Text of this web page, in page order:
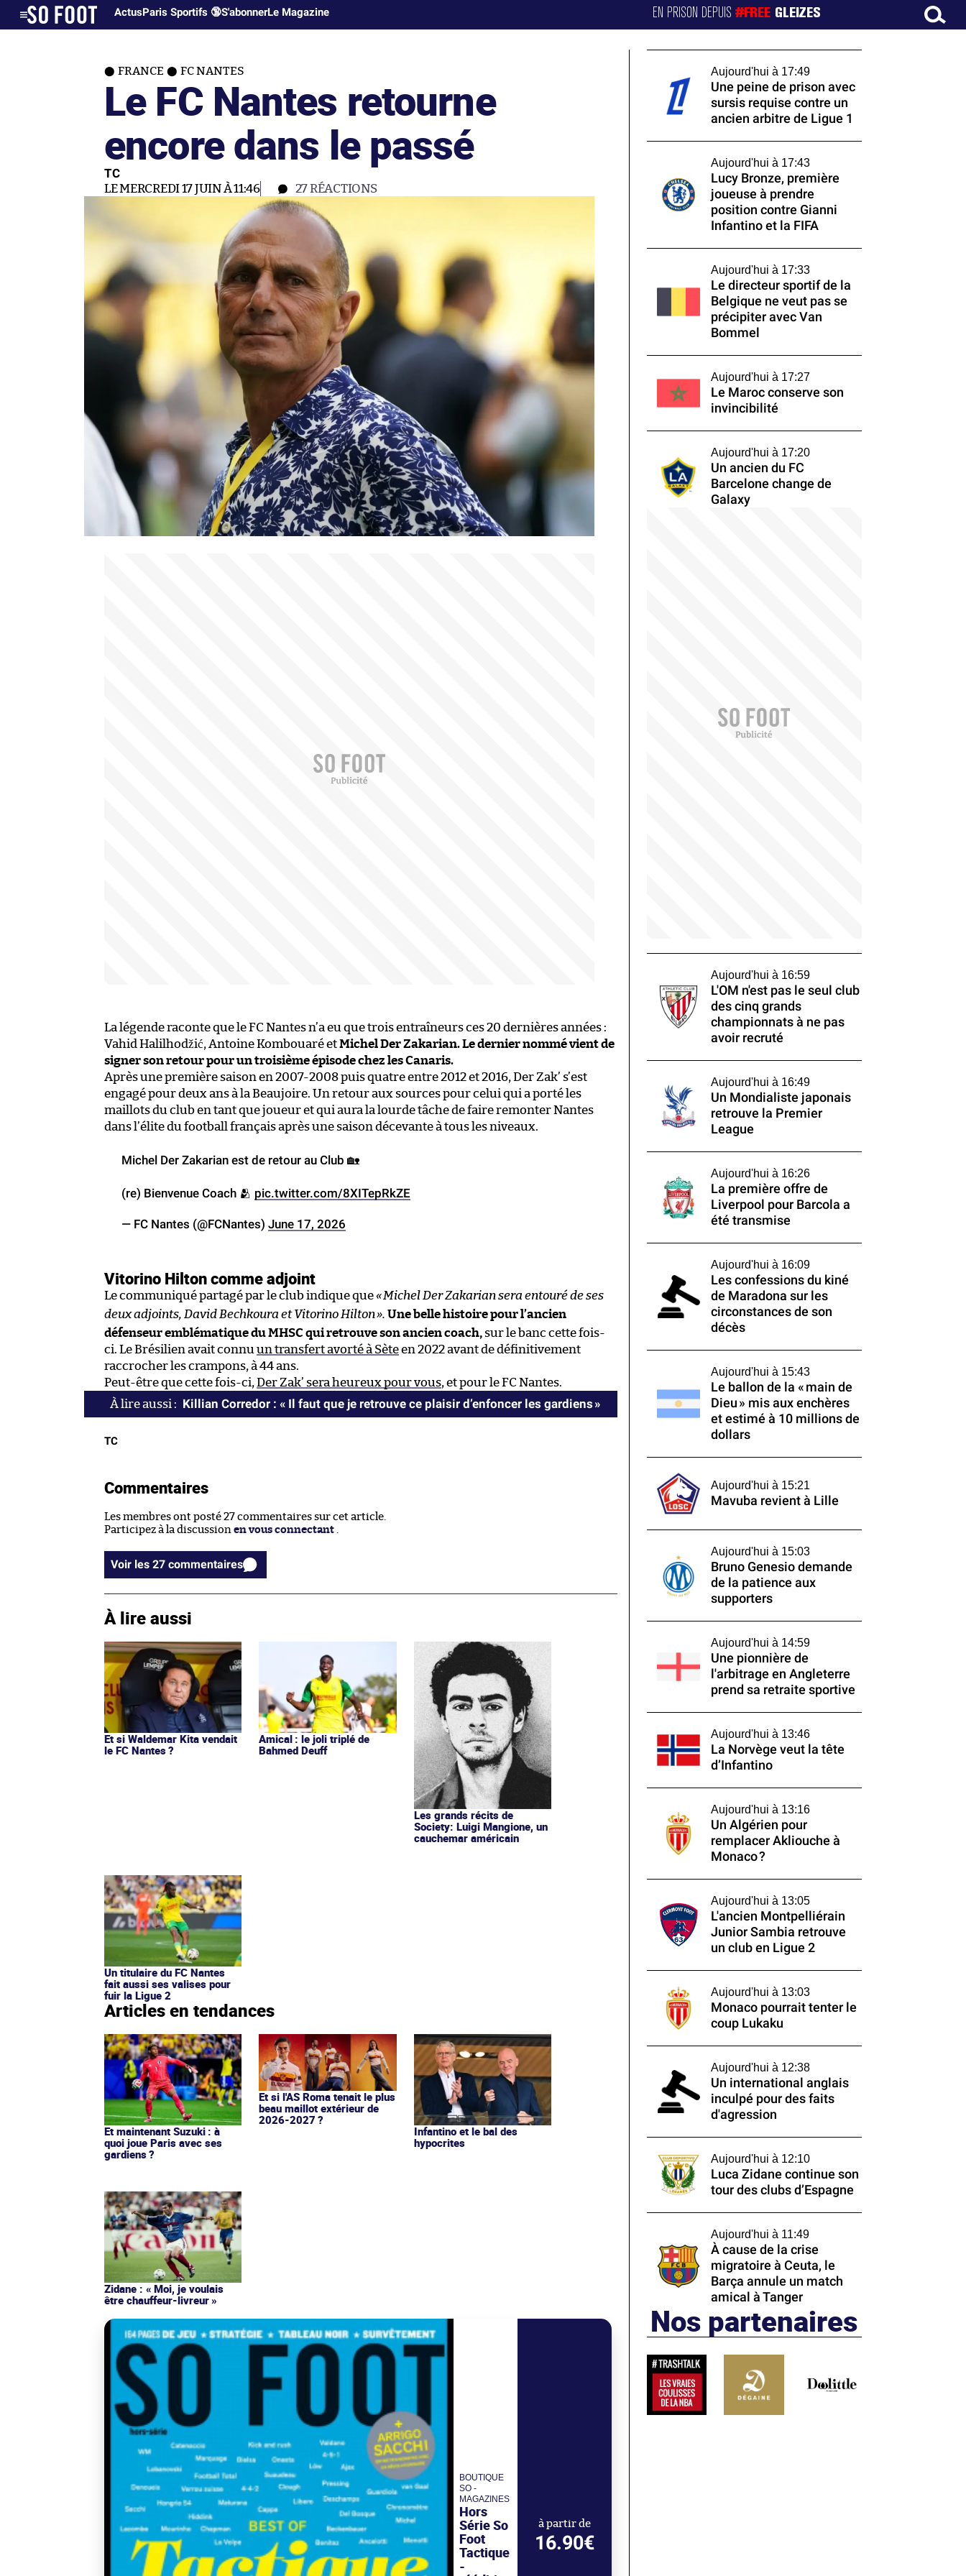
ActusParis Sportifs 🔞S'abonnerLe Magazine EN PRISON DEPUIS#FREE GLEIZES
FRANCE FC NANTES
Le FC Nantes retourne
encore dans le passé
TC
LE MERCREDI 17 JUIN À 11:46 27RÉACTIONS
La légende raconte que le FC Nantes n’a eu que trois entraîneurs ces 20 dernières années :
Vahid Halilhodžić, Antoine Kombouaré etMichel Der Zakarian. Le dernier nommé vient de
signer son retour pour un troisième épisode chez les Canaris.
Après une première saison en 2007-2008 puis quatre entre 2012 et 2016, Der Zak’ s’est
engagé pour deux ans à la Beaujoire. Un retour aux sources pour celui qui a porté les
maillots du club en tant que joueur et qui aura la lourde tâche de faire remonter Nantes
dans l’élite du football français après une saison décevante à tous les niveaux.
Michel Der Zakarian est de retour au Club 🏡
(re) Bienvenue Coach 🫂 pic.twitter.com/8XITepRkZE
— FC Nantes (@FCNantes) June 17, 2026
Vitorino Hilton comme adjoint
Le communiqué partagé par le club indique que«Michel Der Zakarian sera entouré de ses
deux adjoints, David Bechkoura et Vitorino Hilton». Une belle histoire pour l’ancien
défenseur emblématique du MHSC qui retrouve son ancien coach, sur le banc cette fois-
ci. Le Brésilien avait connu un transfert avorté à Sèteen 2022 avant de définitivement
raccrocher les crampons, à 44 ans.
Peut-être que cette fois-ci, Der Zak’ sera heureux pour vous, et pour le FC Nantes.
Killian Corredor : « Il faut que je retrouve ce plaisir d’enfoncer les gardiens »
TC
Commentaires
Les membres ont posté 27 commentaires sur cet article.
Participez à la discussion en vous connectant
Voir les 27 commentaires
À lire aussi
Et si Waldemar Kita vendait
le FC Nantes ?
Amical : le joli triplé de
Bahmed Deuff
Les grands récits de
Society: Luigi Mangione, un
cauchemar américain
Un titulaire du FC Nantes
fait aussi ses valises pour
fuir la Ligue 2
Articles en tendances
Et maintenant Suzuki : à
quoi joue Paris avec ses
gardiens ?
Et si l'AS Roma tenait le plus
beau maillot extérieur de
2026-2027 ?
Infantino et le bal des
hypocrites
Zidane : « Moi, je voulais
être chauffeur-livreur »
BOUTIQUE
SO -
MAGAZINES
Hors
Série So
Foot
Tactique
-
à partir de
16.90€
Aujourd'hui à 17:49
Une peine de prison avec
sursis requise contre un
ancien arbitre de Ligue 1
Aujourd'hui à 17:43
Lucy Bronze, première
joueuse à prendre
position contre Gianni
Infantino et la FIFA
Aujourd'hui à 17:33
Le directeur sportif de la
Belgique ne veut pas se
précipiter avec Van
Bommel
Aujourd'hui à 17:27
Le Maroc conserve son
invincibilité
Aujourd'hui à 17:20
Un ancien du FC
Barcelone change de
Galaxy
Aujourd'hui à 16:59
L'OM n'est pas le seul club
des cinq grands
championnats à ne pas
avoir recruté
Aujourd'hui à 16:49
Un Mondialiste japonais
retrouve la Premier
League
Aujourd'hui à 16:26
La première offre de
Liverpool pour Barcola a
été transmise
Aujourd'hui à 16:09
Les confessions du kiné
de Maradona sur les
circonstances de son
décès
Aujourd'hui à 15:43
Le ballon de la « main de
Dieu » mis aux enchères
et estimé à 10 millions de
dollars
Aujourd'hui à 15:21
Mavuba revient à Lille
Aujourd'hui à 15:03
Bruno Genesio demande
de la patience aux
supporters
Aujourd'hui à 14:59
Une pionnière de
l'arbitrage en Angleterre
prend sa retraite sportive
Aujourd'hui à 13:46
La Norvège veut la tête
d’Infantino
Aujourd'hui à 13:16
Un Algérien pour
remplacer Akliouche à
Monaco ?
Aujourd'hui à 13:05
L'ancien Montpelliérain
Junior Sambia retrouve
un club en Ligue 2
Aujourd'hui à 13:03
Monaco pourrait tenter le
coup Lukaku
Aujourd'hui à 12:38
Un international anglais
inculpé pour des faits
d'agression
Aujourd'hui à 12:10
Luca Zidane continue son
tour des clubs d’Espagne
Aujourd'hui à 11:49
À cause de la crise
migratoire à Ceuta, le
Barça annule un match
amical à Tanger
Nos partenaires